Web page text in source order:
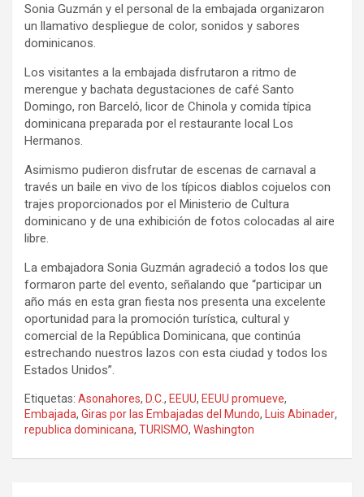
Sonia Guzmán y el personal de la embajada organizaron
un llamativo despliegue de color, sonidos y sabores
dominicanos.
Los visitantes a la embajada disfrutaron a ritmo de
merengue y bachata degustaciones de café Santo
Domingo, ron Barceló, licor de Chinola y comida típica
dominicana preparada por el restaurante local Los
Hermanos.
Asimismo pudieron disfrutar de escenas de carnaval a
través un baile en vivo de los típicos diablos cojuelos con
trajes proporcionados por el Ministerio de Cultura
dominicano y de una exhibición de fotos colocadas al aire
libre.
La embajadora Sonia Guzmán agradeció a todos los que
formaron parte del evento, señalando que “participar un
año más en esta gran fiesta nos presenta una excelente
oportunidad para la promoción turística, cultural y
comercial de la República Dominicana, que continúa
estrechando nuestros lazos con esta ciudad y todos los
Estados Unidos”.
Etiquetas: Asonahores, D.C., EEUU, EEUU promueve,
Embajada, Giras por las Embajadas del Mundo, Luis Abinader,
republica dominicana, TURISMO, Washington